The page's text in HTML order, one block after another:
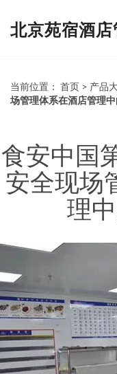
北京苑宿酒店
当前位置： 首页 > 产品
场管理体系在酒店管理
食安中国
安全现场
理